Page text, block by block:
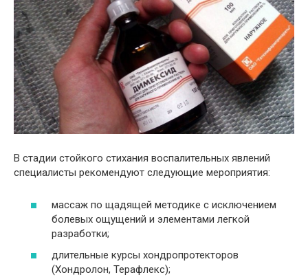
В стадии стойкого стихания воспалительных явлений
специалисты рекомендуют следующие мероприятия:
массаж по щадящей методике с исключением
болевых ощущений и элементами легкой
разработки;
длительные курсы хондропротекторов
(Хондролон, Терафлекс);